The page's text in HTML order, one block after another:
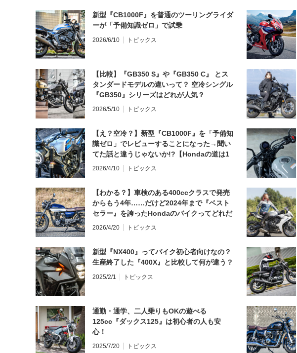
新型『CB1000F』を普通のツーリングライダ
ーが「予備知識ゼロ」で試乗
2026/6/10 トピックス
【比較】『GB350 S』や『GB350 C』 とス
タンダードモデルの違いって？ 空冷シングル
『GB350』シリーズはどれが人気？
2026/5/10 トピックス
【え？空冷？】新型『CB1000F』を「予備知
識ゼロ」でレビューすることになった→聞い
てた話と違うじゃないか!?【Hondaの道は1
日にしてならず／CB1000F ①第一印象 編】
2026/4/10 トピックス
【わかる？】車検のある400ccクラスで発売
からもう4年……だけど2024年まで『ベスト
セラー』を誇ったHondaのバイクってどれだ
と思う？
2026/4/20 トピックス
新型『NX400』ってバイク初心者向けなの？
生産終了した『400X』と比較して何が違う？
2025/2/1 トピックス
通勤・通学、二人乗りもOKの遊べる
125cc『ダックス125』は初心者の人も安
心！
2025/7/20 トピックス